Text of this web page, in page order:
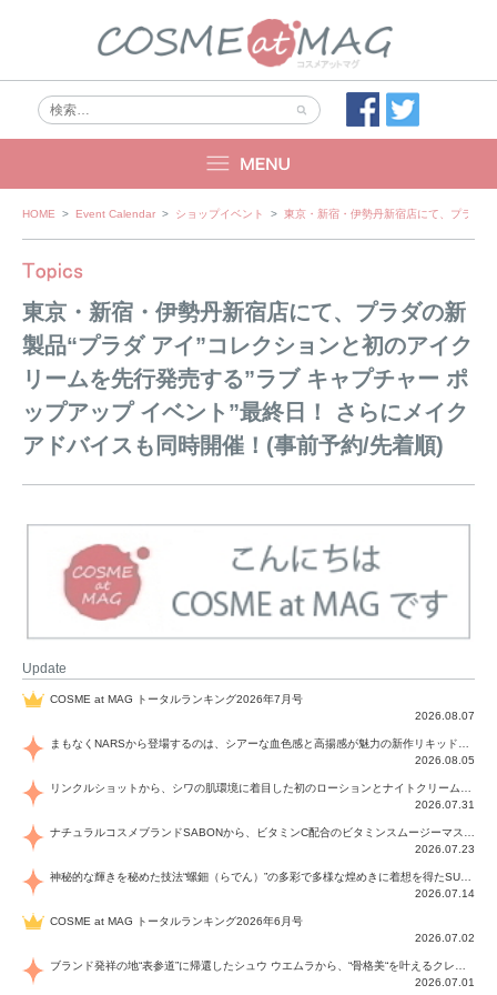
Skip
HOME > Event Calendar > ショップイベント > 東京・新宿・伊勢丹新宿店にて、プラダ
東京・新宿・伊勢丹新宿店にて、プラダの新
製品“プラダ アイ”コレクションと初のアイク
リームを先行発売する”ラブ キャプチャー ポ
ップアップ イベント”最終日！ さらにメイク
アドバイスも同時開催！(事前予約/先着順)
Update
COSME at MAG トータルランキング2026年7月号
2026.08.07
まもなくNARSから登場するのは、シアーな血色感と高揚感が魅力の新作リキッドブラッシュ「インセイシャブル リキッドブラッシュ」と、ゴールデンアワーに染まる空にインスピレーションを得た「アフターグロー リップシャイン」の新色！夏をハックして！
2026.08.05
リンクルショットから、シワの肌環境に着目した初のローションとナイトクリームが登場！デイリーケアで、シワ特有の肌環境を改善し、シワが目立たない肌へと導きます。
2026.07.31
ナチュラルコスメブランドSABONから、ビタミンC配合のビタミンスムージーマスク「ラディアンスマスク」と、ペパーミントにオーガニックハーブを凝縮したジェルの涼感トリートメント美容液「スカルプセラム リフレッシング」が登場！日々のデイリーケアで、過酷な猛暑で疲れた肌や頭皮をサポート、心地よくリフレッシュし、優しく肌を整えます。
2026.07.23
神秘的な輝きを秘めた技法“螺鈿（らでん）”の多彩で多様な煌めきに着想を得たSUQQUの2026 秋 カラーコレクションから登場するのは、艶然と輝くアイシャドウや偏光パールを配したフェイスカラー、繊細なパールの煌めくネイル、そしてそれらを際立てる“朧げな艶”を秘めた新リクイドリップ「ブラー リクイド リップ」。強さを秘めたまろやかな洗練の表情に。
2026.07.14
COSME at MAG トータルランキング2026年6月号
2026.07.02
ブランド発祥の地“表参道”に帰還したシュウ ウエムラから、“骨格美“を叶えるクレヨンタイプのフェイスカラー「スカルプト クレヨン」と、ブランド初のリノベーションで進化した名品アイブロウ「ハード フォーミュラ ハード 10」が登場！
2026.07.01